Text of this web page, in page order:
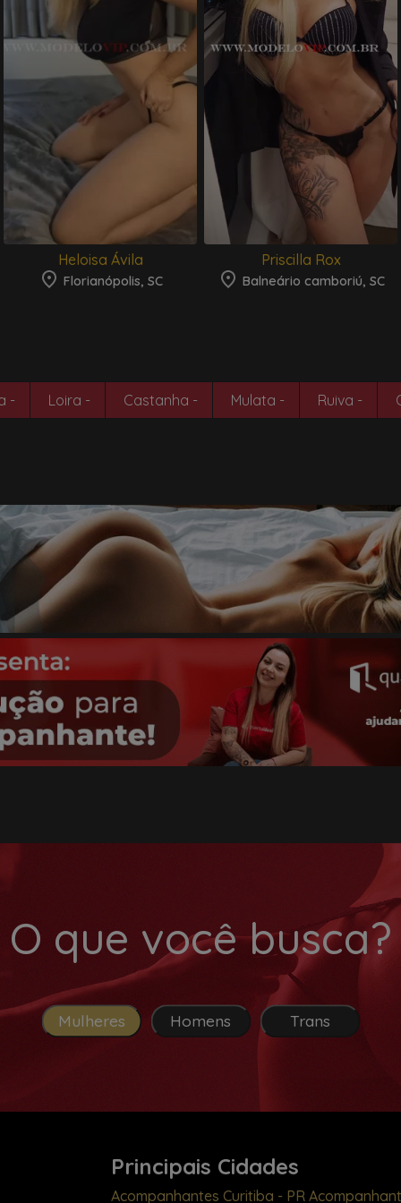
Heloisa Ávila
Florianópolis, SC
Priscilla Rox
Balneário camboriú, SC
- Loira - Castanha - Mulata - Ruiva -
O que você busca?
Mulheres Homens Trans
Principais Cidades
Acompanhantes Curitiba - PR